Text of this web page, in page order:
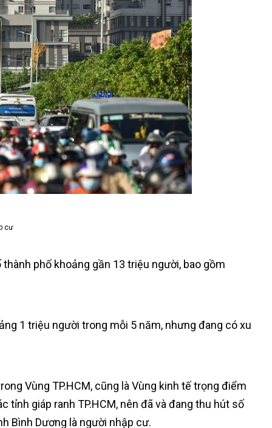
cư
phố khoảng gần 13 triệu người, bao gồm
1 triệu người trong mỗi 5 năm, nhưng đang có xu
Vùng TP.HCM, cũng là Vùng kinh tế trọng điểm
tỉnh giáp ranh TP.HCM, nên đã và đang thu hút số
Bình Dương là người nhập cư.